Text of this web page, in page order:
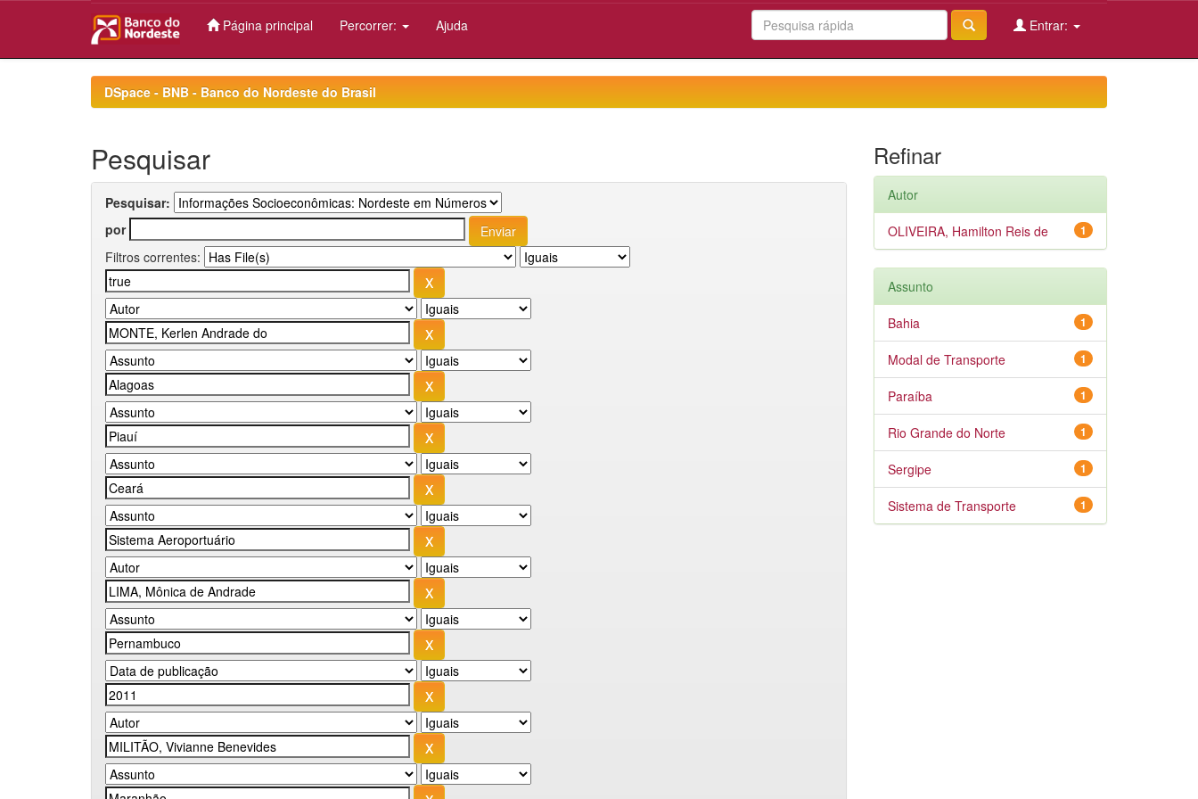
Página principal Percorrer: Ajuda Entrar:
DSpace - BNB - Banco do Nordeste do Brasil
Pesquisar
Pesquisar:
por
Filtros correntes:
Refinar
Autor
1
OLIVEIRA, Hamilton Reis de
Assunto
1
Bahia
1
Modal de Transporte
1
Paraíba
1
Rio Grande do Norte
1
Sergipe
1
Sistema de Transporte